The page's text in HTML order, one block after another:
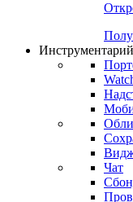
Инструментарий